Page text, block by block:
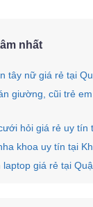
nhất
tây nữ giá rẻ tại
giường, cũi trẻ
hỏi giá rẻ uy tín
khoa uy tín tại
giá rẻ tại